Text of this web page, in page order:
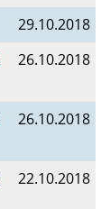
29.10.2018
26.10.2018
26.10.2018
22.10.2018